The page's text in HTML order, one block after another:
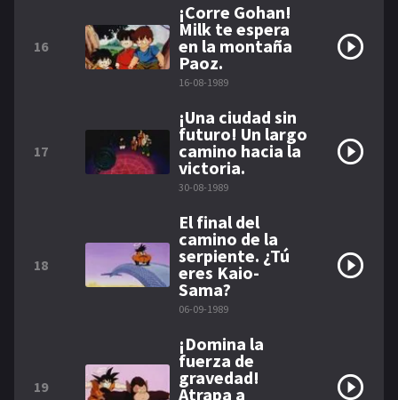
16
¡Corre Gohan!
Milk te espera
en la montaña
Paoz.
16-08-1989
17
¡Una ciudad sin
futuro! Un largo
camino hacia la
victoria.
30-08-1989
18
El final del
camino de la
serpiente. ¿Tú
eres Kaio-
Sama?
06-09-1989
19
¡Domina la
fuerza de
gravedad!
Atrapa a